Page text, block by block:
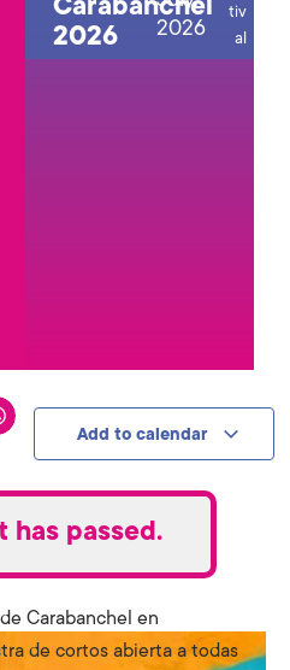
2026
2026
tiv
al
Add to calendar
has passed.
Carabanchel en
de cortos abierta a todas